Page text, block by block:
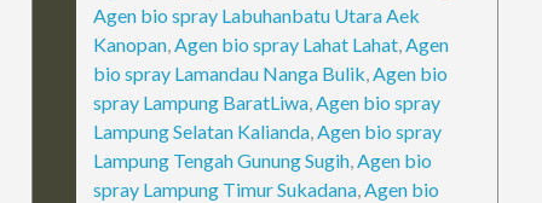
Agen bio spray Labuhanbatu Utara Aek
Kanopan,Agen bio spray Lahat Lahat,Agen
bio spray Lamandau Nanga Bulik,Agen bio
spray Lampung BaratLiwa,Agen bio spray
Lampung Selatan Kalianda,Agen bio spray
Lampung Tengah Gunung Sugih,Agen bio
spray Lampung Timur Sukadana,Agen bio